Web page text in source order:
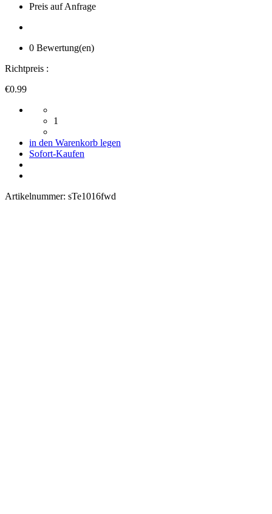
Preis auf Anfrage
0 Bewertung(en)
Richtpreis :
€0.99
1
in den Warenkorb legen
Sofort-Kaufen
Artikelnummer: sTe1016fwd